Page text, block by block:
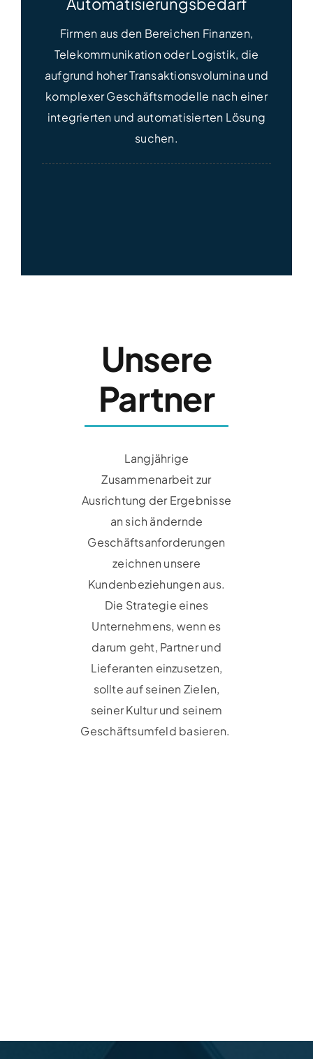
Firmen aus den Bereichen Finanzen,
Telekommunikation oder Logistik, die
aufgrund hoher Transaktionsvolumina und
komplexer Geschäftsmodelle nach einer
integrierten und automatisierten Lösung
suchen.
Unsere
Partner
Langjährige
Zusammenarbeit zur
Ausrichtung der Ergebnisse
an sich ändernde
Geschäftsanforderungen
zeichnen unsere
Kundenbeziehungen aus.
Die Strategie eines
Unternehmens, wenn es
darum geht, Partner und
Lieferanten einzusetzen,
sollte auf seinen Zielen,
seiner Kultur und seinem
Geschäftsumfeld basieren.